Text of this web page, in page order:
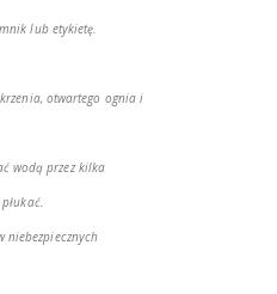
lub etykietę.
otwartego ognia i
wodą przez kilka